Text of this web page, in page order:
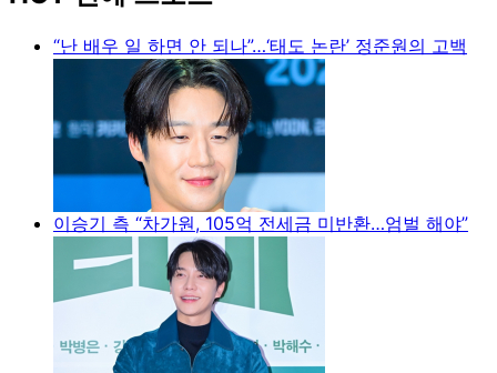
“난 배우 일 하면 안 되나”…‘태도 논란’ 정준원의 고백
이승기 측 “차가원, 105억 전세금 미반환…엄벌 해야”